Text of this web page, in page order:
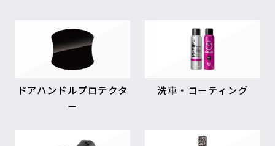
ドアハンドルプロテクタ
ー
洗車・コーティング